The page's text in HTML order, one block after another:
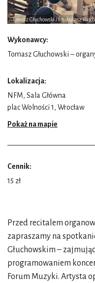
Tomasz Głuchowski / fot. Łukasz
Wykonawcy:
Tomasz Głuchowski –
Lokalizacja:
NFM, Sala Główna
plac Wolności 1, Wrocław
Pokaż na mapie
Cennik:
15 zł
Przed recitalem
zapraszamy na
Głuchowskim –
programowaniem
Forum Muzyki. Artysta